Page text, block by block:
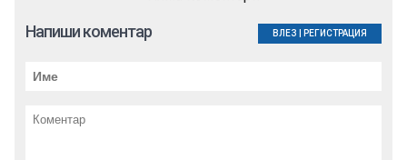
Напиши коментар ВЛЕЗ РЕГИСТРАЦИЯ